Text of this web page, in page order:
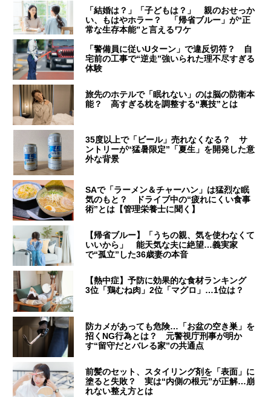
「結婚は？」「子どもは？」 親のおせっか
い、もはやホラー？ 「帰省ブルー」が“正
常な生存本能”と言えるワケ
「警備員に従いUターン」で違反切符？ 自
宅前の工事で“逆走”強いられた理不尽すぎる
体験
旅先のホテルで「眠れない」のは脳の防衛本
能？ 高すぎる枕を調整する“裏技”とは
35度以上で「ビール」売れなくなる？ サ
ントリーが“猛暑限定”「夏生」を開発した意
外な背景
SAで「ラーメン＆チャーハン」は猛烈な眠
気のもと？ ドライブ中の“疲れにくい食事
術”とは【管理栄養士に聞く】
【帰省ブルー】「うちの親、気を使わなくて
いいから」 能天気な夫に絶望…義実家
で“孤立”した36歳妻の本音
【熱中症】予防に効果的な食材ランキング
3位「鶏むね肉」2位「マグロ」…1位は？
防カメがあっても危険…「お盆の空き巣」を
招くNG行為とは？ 元警視庁刑事が明か
す“留守だとバレる家”の共通点
前髪のセット、スタイリング剤を「表面」に
塗ると失敗？ 実は“内側の根元”が正解…崩
れない整え方とは